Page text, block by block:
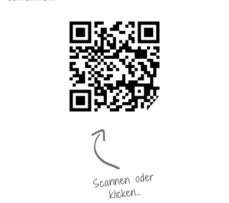
Scannen oder
klicken…